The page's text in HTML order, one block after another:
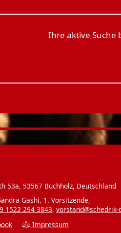
Ihre aktive Suche
53a, 53567 Buchholz, Deutschland
Gashi, 1. Vorsitzende,
1522 294 3843, vorstand@schedrik-
Impressum